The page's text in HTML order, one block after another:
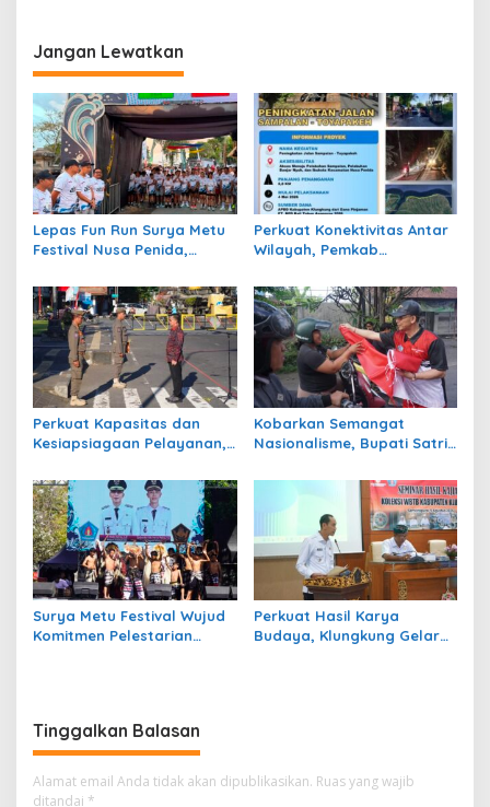
Jangan Lewatkan
Lepas Fun Run Surya Metu
Festival Nusa Penida,
Promisi Pariwisata
Perkuat Konektivitas Antar
Wilayah, Pemkab
Jalan Sampalan–
Toyapakeh
Perkuat Kapasitas dan
Kesiapsiagaan Pelayanan,
Satlinmas 2026
Kobarkan Semangat
Nasionalisme, Bupati Satria
Merah Putih
Surya Metu Festival Wujud
Komitmen Pelestarian
Perkuat Hasil Karya
Budaya, Klungkung Gelar
Tinggalkan Balasan
Alamat email Anda tidak akan dipublikasikan. Ruas yang wajib
ditandai *